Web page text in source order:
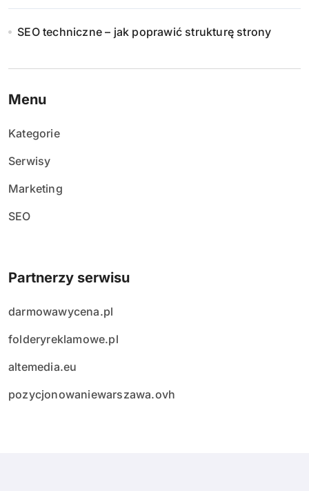
SEO techniczne – jak poprawić strukturę strony
Menu
Kategorie
Serwisy
Marketing
SEO
Partnerzy serwisu
darmowawycena.pl
folderyreklamowe.pl
altemedia.eu
pozycjonowaniewarszawa.ovh